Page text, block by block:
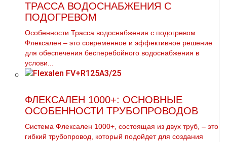
ТРАССА ВОДОСНАБЖЕНИЯ С
ПОДОГРЕВОМ
Особенности Трасса водоснабжения с подогревом
Флексален – это современное и эффективное решение
для обеспечения бесперебойного водоснабжения в
услови...
ФЛЕКСАЛЕН 1000+: ОСНОВНЫЕ
ОСОБЕННОСТИ ТРУБОПРОВОДОВ
Система Флексален 1000+, состоящая из двух труб, – это
гибкий трубопровод, который подойдет для создания